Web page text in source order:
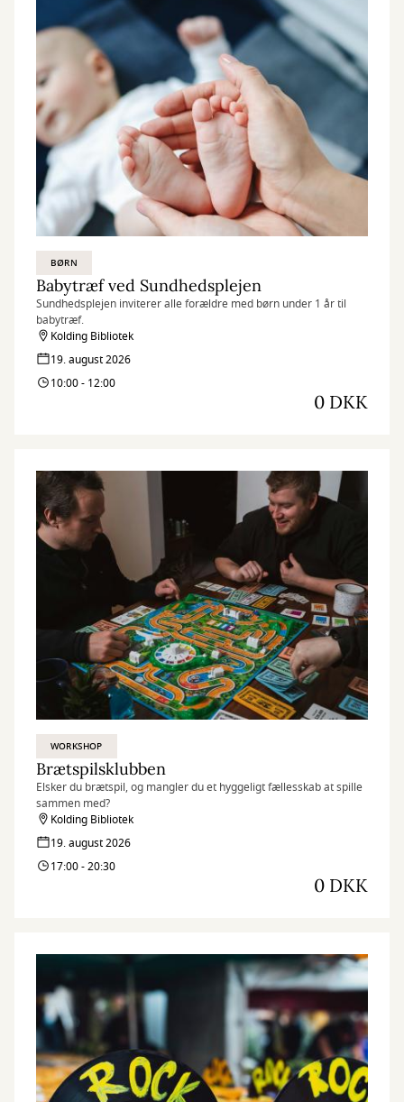
BØRN
Babytræf ved Sundhedsplejen
Sundhedsplejen inviterer alle forældre med børn under 1 år til
babytræf.
Kolding Bibliotek
19. august 2026
10:00 - 12:00
0 DKK
WORKSHOP
Brætspilsklubben
Elsker du brætspil, og mangler du et hyggeligt fællesskab at spille
sammen med?
Kolding Bibliotek
19. august 2026
17:00 - 20:30
0 DKK